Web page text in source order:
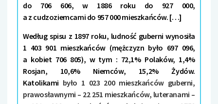
do 706 606, w 1886 roku do 927 000,
a z cudzoziemcami do 957 000 mieszkańców. […]
Według spisu z 1897 roku, ludność guberni wynosiła
1 403 901 mieszkańców (mężczyzn było 697 096,
a kobiet 706 805), w tym : 72,1% Polaków, 1,4%
Rosjan, 10,6% Niemców, 15,2% Żydów.
Katolikami było 1 023 200 mieszkańców guberni,
prawosławnymi – 22 251 mieszkańców, luteranami –